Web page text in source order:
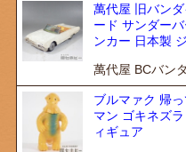
萬代屋 旧バン
ード サンダー
ンカー 日本製
萬代屋 BCバン
ブルマァク 帰
マン ゴキネズ
ィギュア